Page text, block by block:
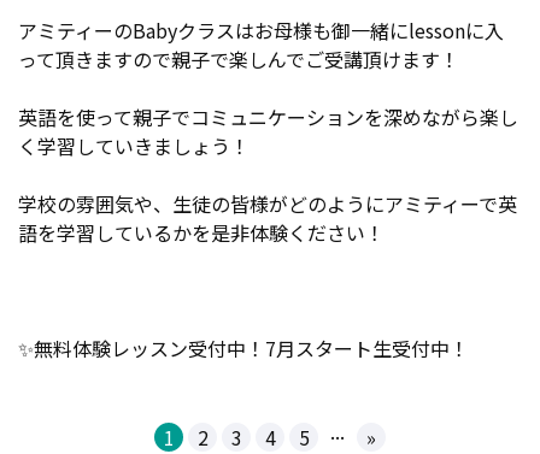
アミティーのBabyクラスはお母様も御一緒にlessonに入
って頂きますので親子で楽しんでご受講頂けます！
英語を使って親子でコミュニケーションを深めながら楽し
く学習していきましょう！
学校の雰囲気や、生徒の皆様がどのようにアミティーで英
語を学習しているかを是非体験ください！
✨無料体験レッスン受付中！7月スタート生受付中！
1 2 3 4 5 ... »